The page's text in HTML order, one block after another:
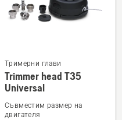
Вижте
повече
за
Тримерни глави
Trimmer head T35
Universal
Съвместим размер на
двигателя